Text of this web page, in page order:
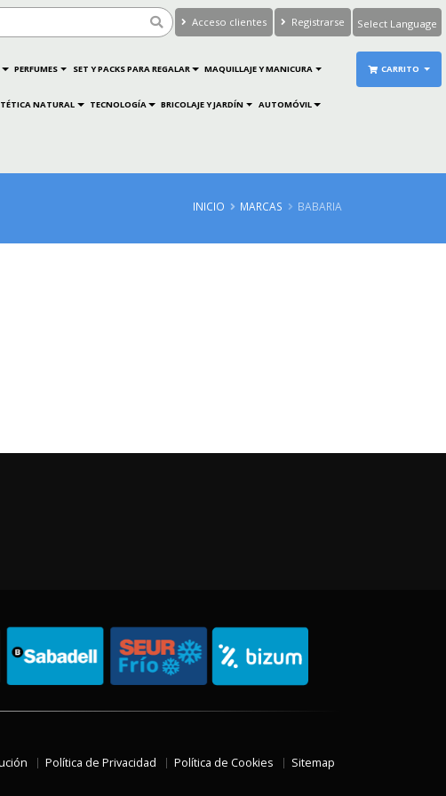
Acceso clientes Registrarse
Translate
PERFUMES SET Y PACKS PARA REGALAR MAQUILLAJE Y MANICURA
NATURAL TECNOLOGÍA BRICOLAJE Y JARDÍN AUTOMÓVIL
CARRITO
INICIO MARCAS BABARIA
Política de Privacidad Política de Cookies Sitemap